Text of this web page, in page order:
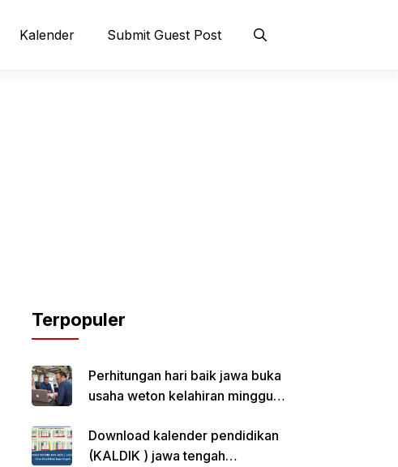
Kalender Submit Guest Post
Terpopuler
Perhitungan hari baik jawa buka
usaha weton kelahiran minggu
Download kalender pendidikan
(KALDIK ) jawa tengah